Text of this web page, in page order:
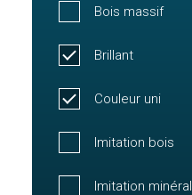
Bois massif
Brillant
Couleur uni
Imitation bois
Imitation minéral